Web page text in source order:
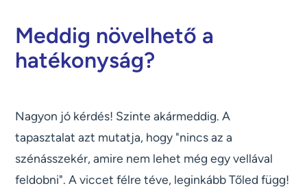
Meddig növelhető a
hatékonyság?
Nagyon jó kérdés! Szinte akármeddig. A
tapasztalat azt mutatja, hogy "nincs az a
szénásszekér, amire nem lehet még egy vellával
feldobni". A viccet félre téve, leginkább Tőled függ!